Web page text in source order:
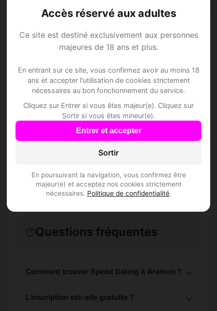
Accès réservé aux adultes
Ce site est destiné exclusivement aux personnes
majeures de 18 ans et plus.
En entrant sur ce site, vous confirmez avoir au moins 18
ans et accepter l'utilisation de cookies strictement
nécessaires au bon fonctionnement du service.
Cliquez sur Entrer si vous êtes majeur(e). Cliquez sur
Sortir si vous êtes mineur(e).
Entrer et accepter
Sortir
En poursuivant la navigation, vous confirmez être
majeur(e) et acceptez nos cookies strictement
nécessaires. Politique de confidentialité.
Speed Dating à
Aramon
Rejoins les membres de Aramon et des
alentours !
Questions fréquentes
Comment trouver Speed Dating à Aramon ?
L'inscription est-elle gratuite ?